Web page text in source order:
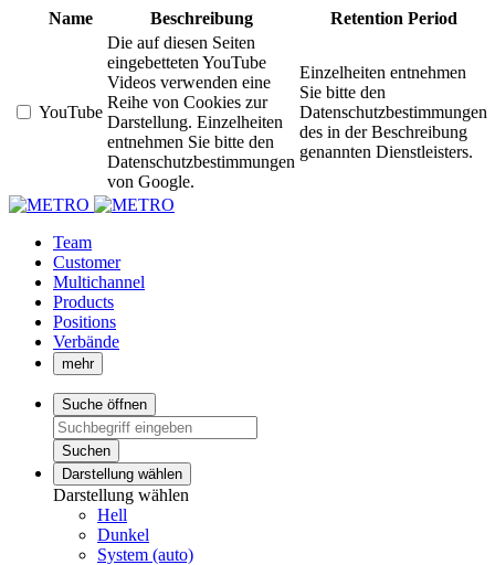
Name Beschreibung Retention Period
YouTube
Die auf diesen Seiten
eingebetteten YouTube
Videos verwenden eine
Reihe von Cookies zur
Darstellung. Einzelheiten
entnehmen Sie bitte den
Datenschutzbestimmungen
von Google.
Einzelheiten entnehmen
Sie bitte den
Datenschutzbestimmungen
des in der Beschreibung
genannten Dienstleisters.
Team
Customer
Multichannel
Products
Positions
Verbände
mehr
Suche öffnen
Suchen
Darstellung wählen
Darstellung wählen
Hell
Dunkel
System (auto)